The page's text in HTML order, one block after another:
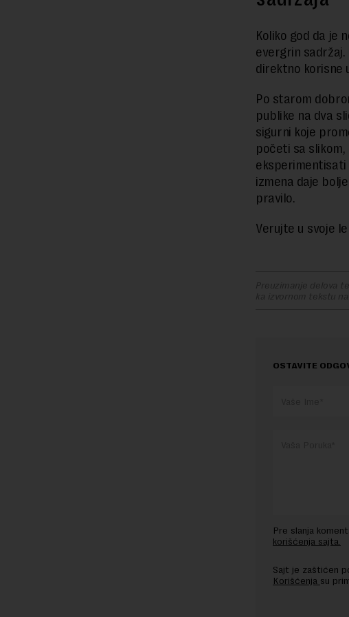
Koliko god da je
evergrin sadržaj.
direktno korisne
Po starom
publike na dva
sigurni koje
početi sa
eksperimentisati
izmena daje
pravilo.
Verujte u svoje
Preuzimanje delova
ka izvornom tekstu na
OSTAVITE
Pre slanja
korišćenja sajta.
Sajt je zaštićen
Korišćenja su